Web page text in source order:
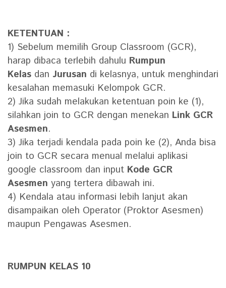
KETENTUAN :
1) Sebelum memilih Group Classroom (GCR),
harap dibaca terlebih dahulu Rumpun
Kelas dan Jurusan di kelasnya, untuk menghindari
kesalahan memasuki Kelompok GCR.
2) Jika sudah melakukan ketentuan poin ke (1),
silahkan join to GCR dengan menekan Link GCR
Asesmen.
3) Jika terjadi kendala pada poin ke (2), Anda bisa
join to GCR secara menual melalui aplikasi
google classroom dan input Kode GCR
Asesmen yang tertera dibawah ini.
4) Kendala atau informasi lebih lanjut akan
disampaikan oleh Operator (Proktor Asesmen)
maupun Pengawas Asesmen.
RUMPUN KELAS 10